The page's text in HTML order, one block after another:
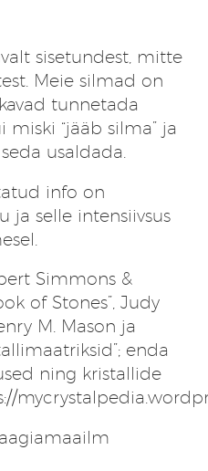
sisetundest, mitte
Meie silmad on
tunnetada
“jääb silma” ja
usaldada.
info on
ja selle intensiivsus
Simmons &
of Stones”, Judy
M. Mason ja
enda
ning kristallide